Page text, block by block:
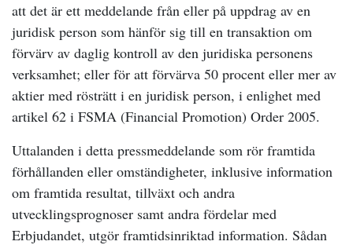
att det är ett meddelande från eller på uppdrag av en
juridisk person som hänför sig till en transaktion om
förvärv av daglig kontroll av den juridiska personens
verksamhet; eller för att förvärva 50 procent eller mer av
aktier med rösträtt i en juridisk person, i enlighet med
artikel 62 i FSMA (Financial Promotion) Order 2005.
Uttalanden i detta pressmeddelande som rör framtida
förhållanden eller omständigheter, inklusive information
om framtida resultat, tillväxt och andra
utvecklingsprognoser samt andra fördelar med
Erbjudandet, utgör framtidsinriktad information. Sådan